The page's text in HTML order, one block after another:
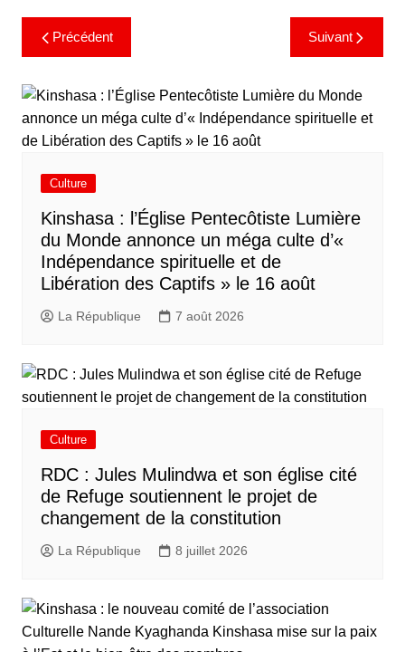
Précédent Suivant
Culture
Kinshasa : l’Église Pentecôtiste Lumière
du Monde annonce un méga culte d’«
Indépendance spirituelle et de
Libération des Captifs » le 16 août
La République 7 août 2026
Culture
RDC : Jules Mulindwa et son église cité
de Refuge soutiennent le projet de
changement de la constitution
La République 8 juillet 2026